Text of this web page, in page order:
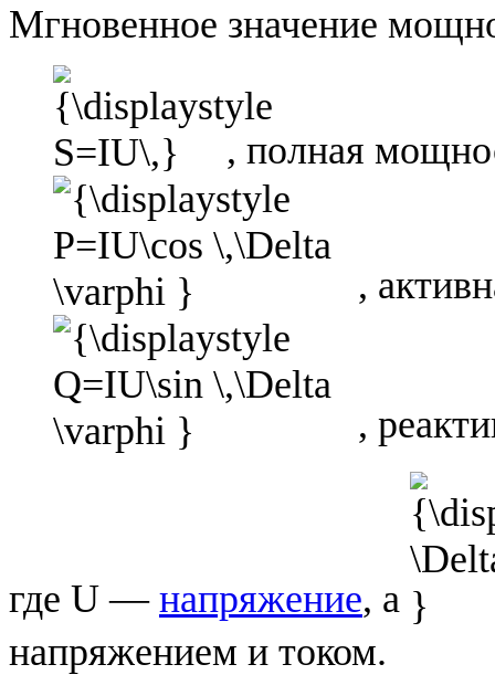
Мгновенное значение
, полная
,
,
где U — напряжение, а
напряжением и током.